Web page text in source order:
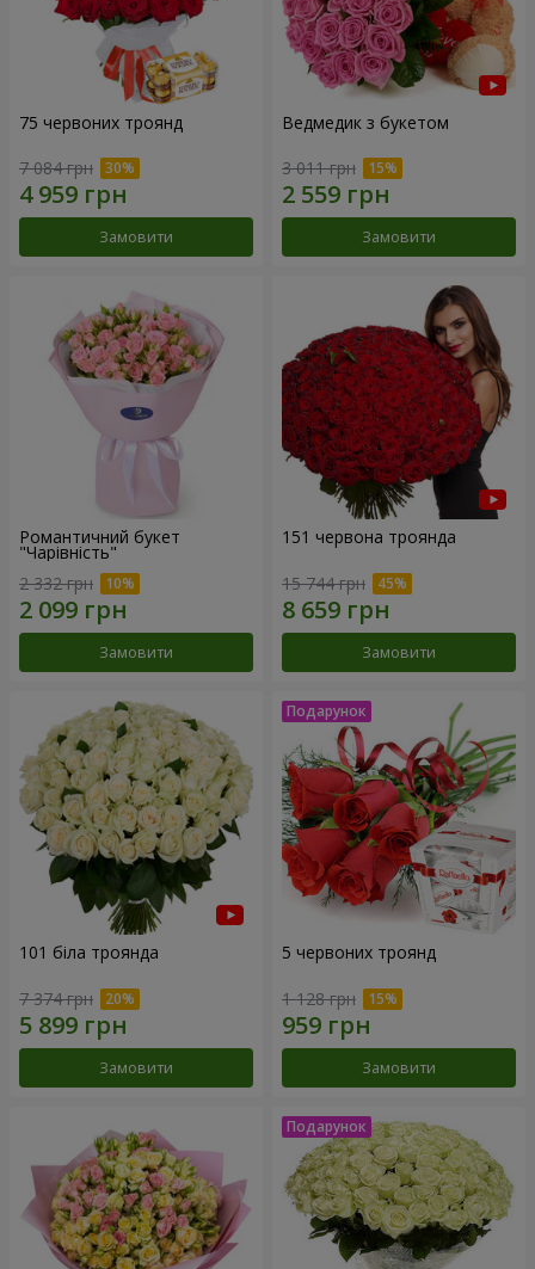
75 червоних троянд
7 084 грн
Замовити
Ведмедик з букетом
3 011 грн
Замовити
Романтичний букет
"Чарівність"
2 332 грн
Замовити
151 червона троянда
15 744 грн
Замовити
101 біла троянда
7 374 грн
Замовити
5 червоних троянд
1 128 грн
Замовити